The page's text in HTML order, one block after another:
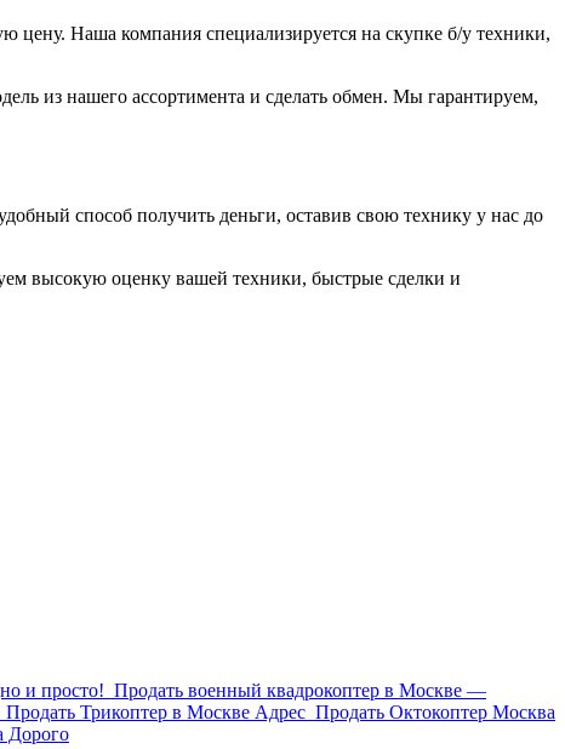
Наша компания специализируется на скупке б/у техники,
из нашего ассортимента и сделать обмен. Мы гарантируем,
способ получить деньги, оставив свою технику у нас до
высокую оценку вашей техники, быстрые сделки и
и просто! Продать военный квадрокоптер в Москве —
Продать Трикоптер в Москве Адрес Продать Октокоптер Москва
Дорого